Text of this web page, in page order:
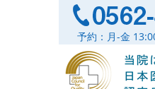
予約：月-金